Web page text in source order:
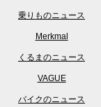
乗りものニュース
Merkmal
くるまのニュース
VAGUE
バイクのニュース